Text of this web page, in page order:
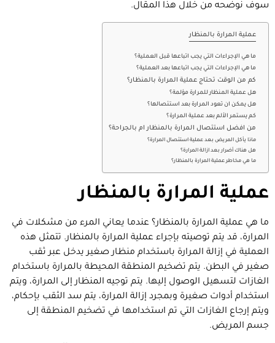
سوف نوضحه من خلال هذا المقال.
عملية المرارة بالمنظار
ما هي الإجراءات التي يجب اتباعها قبل العملية؟
ما هي الإجراءات التي يجب اتباعها بعد العملية؟
كم من الوقت تحتاج عملية المرارة بالمنظار؟
هل عملية المنظار للمرارة مؤلمة؟
هل يمكن ان تعود المرارة بعد استئصالها؟
كم يستمر الألم بعد عملية المرارة؟
من افضل استئصال المرارة بالمنظار ام بالجراحة؟
ماذا يأكل المريض بعد عملية استئصال المرارة؟
هل هناك أضرار بعد ازالة المرارة؟
ما هي مخاطر عملية المرارة بالمنظار؟
عملية المرارة بالمنظار
ما هي عملية المرارة بالمنظار؟ عندما يعاني المرء من مشكلات في
المرارة، قد يتم توصيته بإجراء عملية المرارة بالمنظار. تتمثل هذه
العملية في إزالة المرارة باستخدام منظار صغير يدخل عبر ثقب
صغير في البطن. يتم تضخيم المنطقة المحيطة بالمرارة باستخدام
الغازات لتسهيل الوصول إليها. يتم توجيه المنظار إلى المرارة، ويتم
استخدام أدوات صغيرة وبمجرد إزالة المرارة، يتم سد الثقب بإحكام،
ويتم إرجاع الغازات التي تم استخدامها في تضخيم المنطقة إلى
جسم المريض.